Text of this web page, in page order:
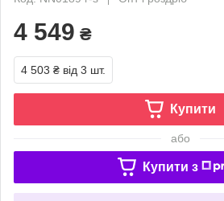
4 549 ₴
4 503 ₴ від 3 шт.
Купити
або
Купити з